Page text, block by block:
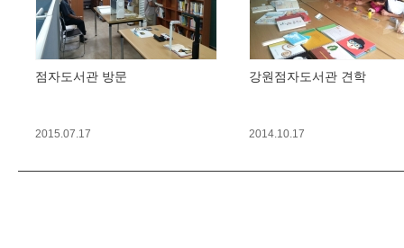
점자도서관 방문
2015.07.17
강원점자도서관 견학
2014.10.17